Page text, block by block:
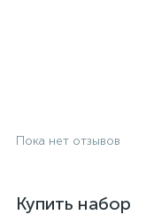
Пока нет отзывов
Купить набор